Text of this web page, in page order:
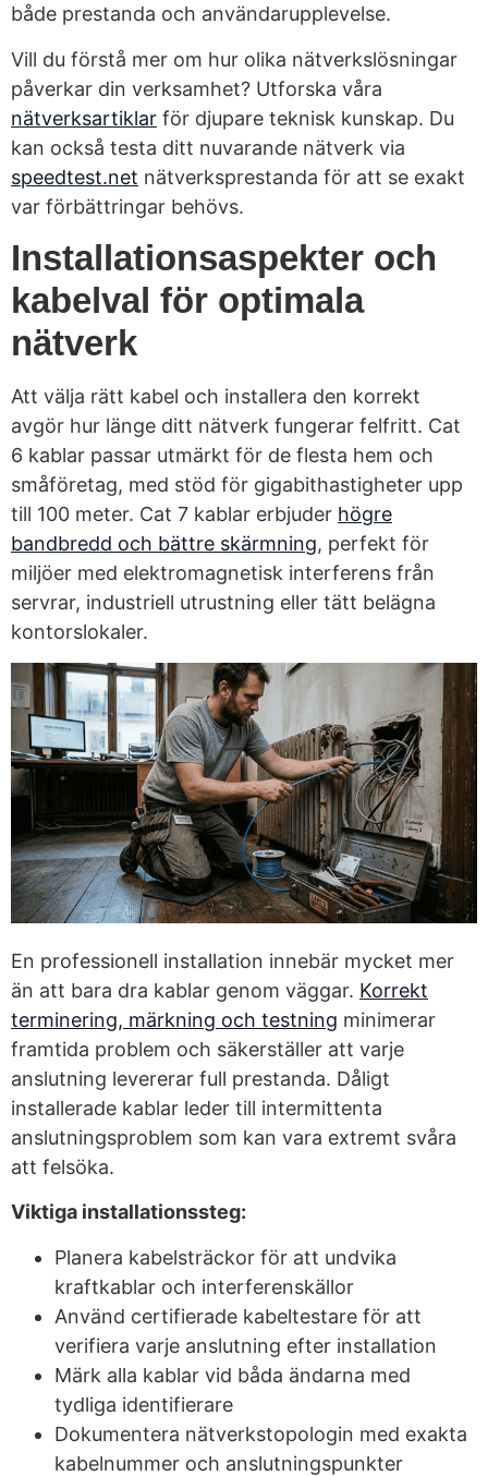
både prestanda och användarupplevelse.
Vill du förstå mer om hur olika nätverkslösningar
påverkar din verksamhet? Utforska våra
nätverksartiklar för djupare teknisk kunskap. Du
kan också testa ditt nuvarande nätverk via
speedtest.net nätverksprestanda för att se exakt
var förbättringar behövs.
Installationsaspekter och
kabelval för optimala
nätverk
Att välja rätt kabel och installera den korrekt
avgör hur länge ditt nätverk fungerar felfritt. Cat
6 kablar passar utmärkt för de flesta hem och
småföretag, med stöd för gigabithastigheter upp
till 100 meter. Cat 7 kablar erbjuder högre
bandbredd och bättre skärmning, perfekt för
miljöer med elektromagnetisk interferens från
servrar, industriell utrustning eller tätt belägna
kontorslokaler.
En professionell installation innebär mycket mer
än att bara dra kablar genom väggar. Korrekt
terminering, märkning och testning minimerar
framtida problem och säkerställer att varje
anslutning levererar full prestanda. Dåligt
installerade kablar leder till intermittenta
anslutningsproblem som kan vara extremt svåra
att felsöka.
Viktiga installationssteg:
Planera kabelsträckor för att undvika
kraftkablar och interferenskällor
Använd certifierade kabeltestare för att
verifiera varje anslutning efter installation
Märk alla kablar vid båda ändarna med
tydliga identifierare
Dokumentera nätverkstopologin med exakta
kabelnummer och anslutningspunkter